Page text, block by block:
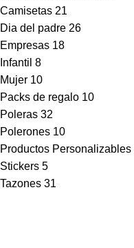
Camisetas 21
Dia del padre 26
Empresas 18
Infantil 8
Mujer 10
Packs de regalo 10
Poleras 32
Polerones 10
Productos Personalizables
Stickers 5
Tazones 31